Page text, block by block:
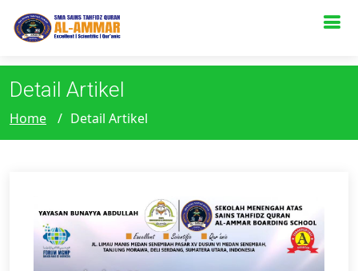
Detail Artikel
Home Detail Artikel